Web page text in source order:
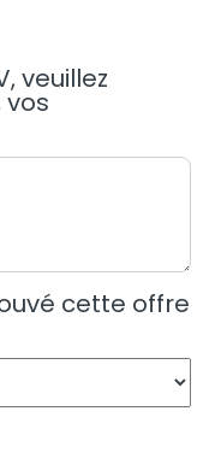
veuillez
cette offre